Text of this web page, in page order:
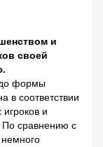
и
своей
до формы
в соответствии
и
По сравнению с